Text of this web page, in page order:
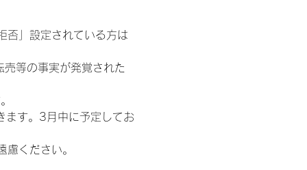
否」設定されている方は
等の事実が発覚された
ます。3月中に予定してお
ください。